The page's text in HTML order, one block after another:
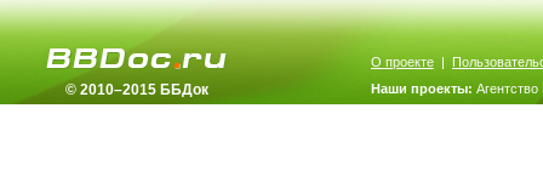
© 2010–2015 ББДок
О проекте |
Наши проекты: